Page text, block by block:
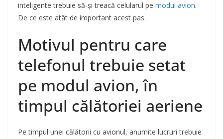
inteligente trebuie să-și treacă celularul pe modul avion.
De ce este atât de important acest pas.
Motivul pentru care
telefonul trebuie setat
pe modul avion, în
timpul călătoriei aeriene
Pe timpul unei călătorii cu avionul, anumite lucruri trebuie